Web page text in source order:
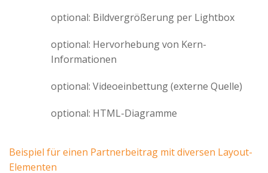
optional: Bildvergrößerung per Lightbox
optional: Hervorhebung von Kern-
Informationen
optional: Videoeinbettung (externe Quelle)
optional: HTML-Diagramme
Beispiel für einen Partnerbeitrag mit diversen Layout-
Elementen